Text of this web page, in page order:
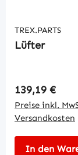
TREX.PARTS
Lüfter
Regulärer
139,19 €
Preise inkl.
Versandkosten
In den